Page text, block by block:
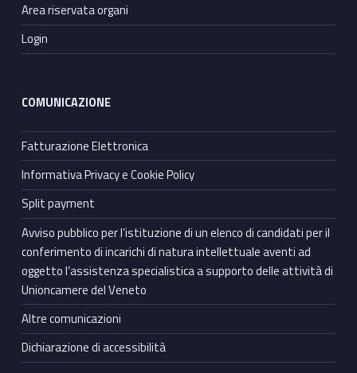
Area riservata organi
Login
COMUNICAZIONE
Fatturazione Elettronica
Informativa Privacy e Cookie Policy
Split payment
Avviso pubblico per l’istituzione di un elenco di candidati per il
conferimento di incarichi di natura intellettuale aventi ad
oggetto l’assistenza specialistica a supporto delle attività di
Unioncamere del Veneto
Altre comunicazioni
Dichiarazione di accessibilità